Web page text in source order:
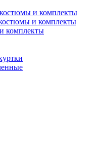
и комплекты
и комплекты
комплекты